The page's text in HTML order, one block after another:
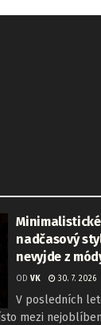
nadčasový
nevyjde z
OD VK 30. 7. 2026
V posledních
mezi